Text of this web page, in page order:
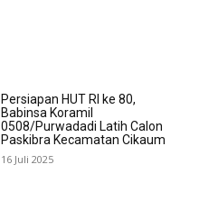
Persiapan HUT RI ke 80,
Babinsa Koramil
0508/Purwadadi Latih Calon
Paskibra Kecamatan Cikaum
16 Juli 2025